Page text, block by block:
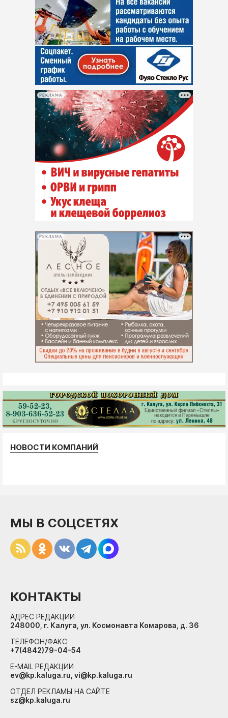
РЕКЛАМА
РЕКЛАМА
НОВОСТИ КОМПАНИЙ
МЫ В СОЦСЕТЯХ
КОНТАКТЫ
АДРЕС РЕДАКЦИИ
248000, г. Калуга, ул. Космонавта Комарова, д. 36
ТЕЛЕФОН/ФАКС
+7(4842)79-04-54
E-MAIL РЕДАКЦИИ
ev@kp.kaluga.ru, vi@kp.kaluga.ru
ОТДЕЛ РЕКЛАМЫ НА САЙТЕ
sz@kp.kaluga.ru